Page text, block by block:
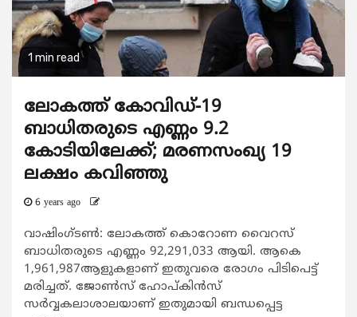
1 min read
ലോകത്ത് കോവിഡ്-19
ബാധിതരുടെ എണ്ണം 9.2
കോടിയിലേക്ക്; മരണസംഖ്യ 19
ലക്ഷം കവിഞ്ഞു
6 years ago
വാഷിംഗ്ടൺ: ലോകത്ത് കൊറോ‌ണ വൈറസ്
ബാധിതരുടെ എണ്ണം 92,291,033 ആയി. ആകെ
1,961,987ആളുകളാണ് ഇതുവരെ രോഗം പിടിപെട്ട്
മരിച്ചത്. ജോൺസ് ഹോപ്കിൻസ്
സർവ്വകലാശാലയാണ് ഇതുമായി ബന്ധപ്പെട്ട